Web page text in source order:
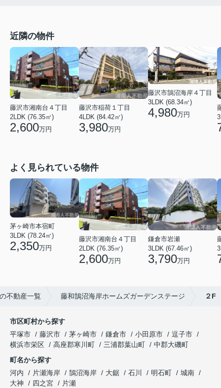
近隣の物件
藤沢市湘南台４丁目
2LDK (76.35㎡)
2,600万円
藤沢市稲荷１丁目
4LDK (84.42㎡)
3,980万円
藤沢市鵠沼海岸４丁目
3LDK (68.34㎡)
4,980万円
よく見られている物件
茅ヶ崎市本宿町
3LDK (78.24㎡)
2,350万円
藤沢市湘南台４丁目
2LDK (76.35㎡)
2,600万円
鎌倉市岩瀬
3LDK (67.46㎡)
3,790万円
不動産一覧 藤和鵠沼海岸ホームズガーデンステージ ２F
市区町村から探す
平塚市
藤沢市 茅ヶ崎市 鎌倉市 小田原市
逗子市
横浜市栄区
高座郡寒川町 三浦郡葉山町
中郡大磯町
町名から探す
河内
片瀬海岸 鵠沼海岸 大鋸 石川 明石町
城南
大神
四之宮
片瀬